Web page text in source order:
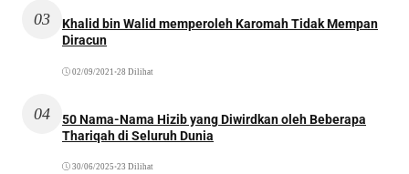
03
Khalid bin Walid memperoleh Karomah Tidak Mempan
Diracun
02/09/2021 •28 Dilihat
04
50 Nama-Nama Hizib yang Diwirdkan oleh Beberapa
Thariqah di Seluruh Dunia
30/06/2025 •23 Dilihat